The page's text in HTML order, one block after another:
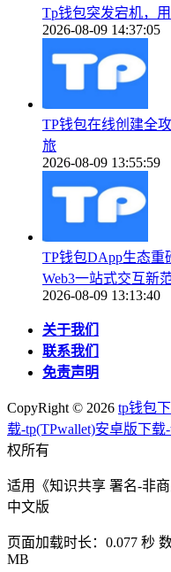
Tp钱包突发宕机，
2026-08-09 14:37:05
TP钱包在线创建全
旅
2026-08-09 13:55:59
TP钱包DApp生态重
Web3一站式交互新
2026-08-09 13:13:40
关于我们
联系我们
免责声明
CopyRight © 2026 tp钱包
载-tp(TPwallet)安卓版下
权所有
适用《知识共享 署名-非
中文版
页面加载时长：0.077 秒
MB